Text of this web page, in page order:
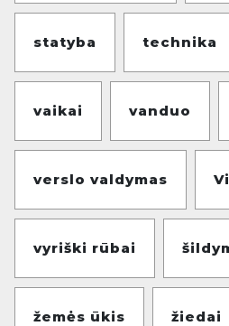
statyba technika
vaikai vanduo
verslo valdymas
vyriški rūbai
žemės ūkis žiedai